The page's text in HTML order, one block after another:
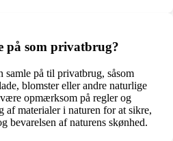
på som privatbrug?
samle på til privatbrug, såsom
blomster eller andre naturlige
opmærksom på regler og
af materialer i naturen for at sikre,
bevarelsen af naturens skønhed.